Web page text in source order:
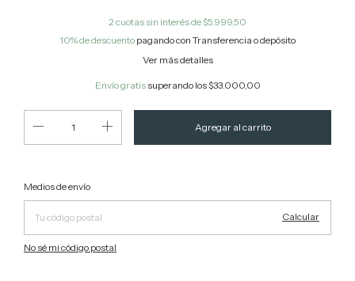
2 cuotas sin interés de $5.999,50
10% de descuento pagando con Transferencia o depósito
Ver más detalles
Envío gratis superando los$33.000,00
Entregas para el CP:
Medios de envío
Calcular
No sé mi código postal